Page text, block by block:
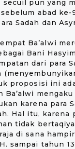
secuil pun yang
abad ke-
Sadah dan
Ba’alwi
Bani
dari para
proposisi ini
karena para
Hal itu, karena
tidak
di sana
sampai tahun